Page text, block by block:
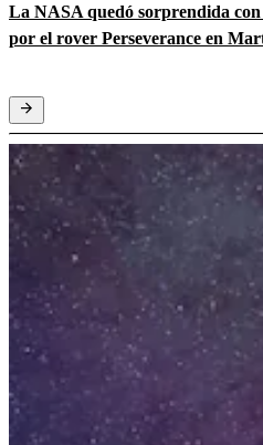
La NASA quedó sorprendida
por el rover Perseverance en